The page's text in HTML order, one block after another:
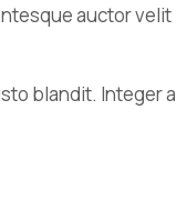
auctor velit
blandit. Integer a